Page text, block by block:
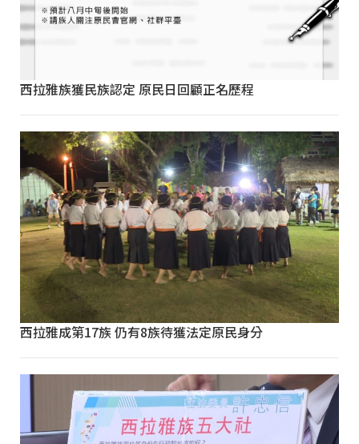
西拉雅族獲民族認定 原民日回顧正名歷程
西拉雅成第17族 仍有8族待獲法定原民身分